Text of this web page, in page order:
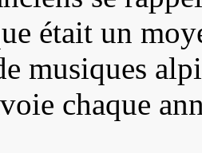
était un
musiques
chaque